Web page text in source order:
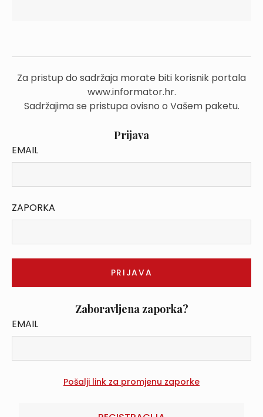
Za pristup do sadržaja morate biti korisnik portala
www.informator.hr.
Sadržajima se pristupa ovisno o Vašem paketu.
Prijava
EMAIL
ZAPORKA
Zaboravljena zaporka?
EMAIL